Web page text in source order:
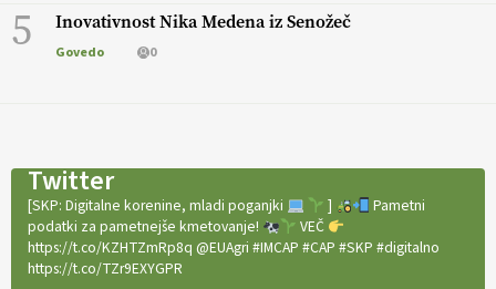
5 Inovativnost Nika Medena iz Senožeč
Govedo 0
Twitter
[SKP: Digitalne korenine, mladi poganjki ]
Pametni
podatki za pametnejše kmetovanje!
VEČ
https://t.co/KZHTZmRp8q @EUAgri #IMCAP #CAP #SKP #digitalno
https://t.co/TZr9EXYGPR